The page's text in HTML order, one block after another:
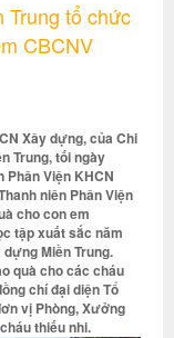
Trung tổ chức
CBCNV
Xây dựng, của Chi
Trung, tối ngày
Phân Viện KHCN
niên Phân Viện
cho con em
tập xuất sắc năm
Miền Trung.
quà cho các cháu
chí đại diện Tổ
vị Phòng, Xưởng
thiếu nhi.